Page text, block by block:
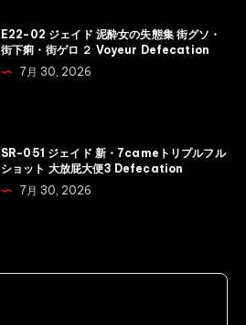
E22-02 ジェイド 泥酔女の失態集 街グソ・
街下痢・街ゲロ ２ Voyeur Defecation
7月 30, 2026
SR-051 ジェイド 新・7cameトリプルフル
ショット 大放屁大便3 Defecation
7月 30, 2026